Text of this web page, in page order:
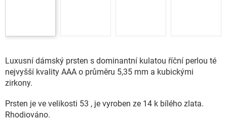
Luxusní dámský prsten s dominantní kulatou říční perlou té
nejvyšší kvality AAA o průměru 5,35 mm a kubickými
zirkony.
Prsten je ve velikosti 53 , je vyroben ze 14 k bílého zlata.
Rhodiováno.